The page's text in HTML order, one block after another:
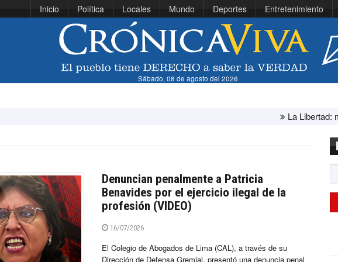
Inicio Política Locales Mundo Deportes Entretenimiento
Sábado, 08 de agosto del 2026
La Libertad: ministra Canales
Denuncian penalmente a Patricia
Benavides por el ejercicio ilegal de la
profesión (VIDEO)
16/07/2026
El Colegio de Abogados de Lima (CAL), a través de su
Dirección de Defensa Gremial, presentó una denuncia penal